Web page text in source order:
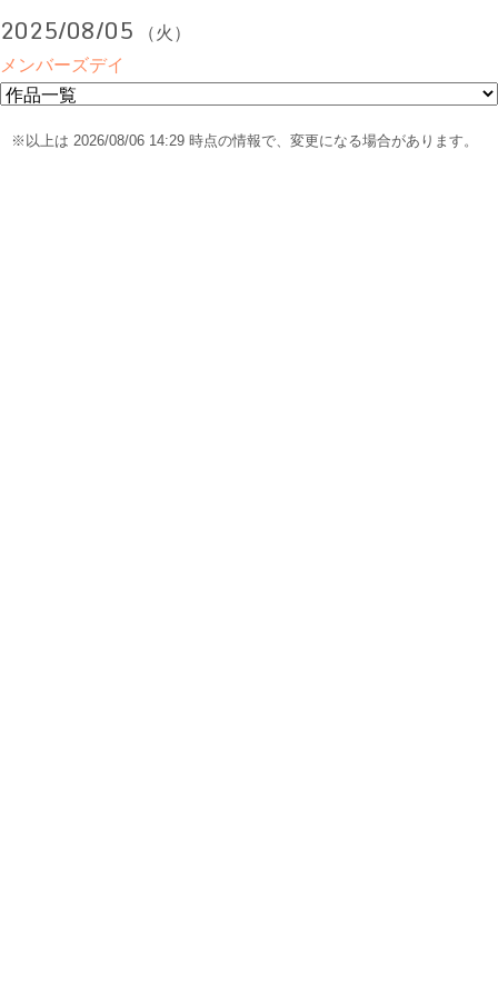
2025/08/05 （火）
メンバーズデイ
※以上は 2026/08/06 14:29 時点の情報で、変更になる場合があります。